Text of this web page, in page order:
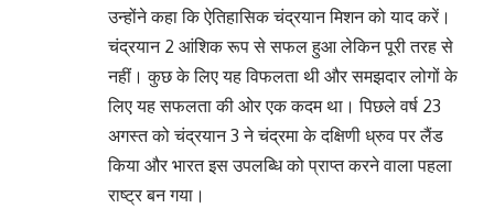
उन्होंने कहा कि ऐतिहासिक चंद्रयान मिशन को याद करें।
चंद्रयान 2 आंशिक रूप से सफल हुआ लेकिन पूरी तरह से
नहीं। कुछ के लिए यह विफलता थी और समझदार लोगों के
लिए यह सफलता की ओर एक कदम था। पिछले वर्ष 23
अगस्त को चंद्रयान 3 ने चंद्रमा के दक्षिणी ध्रुव पर लैंड
किया और भारत इस उपलब्धि को प्राप्त करने वाला पहला
राष्ट्र बन गया।